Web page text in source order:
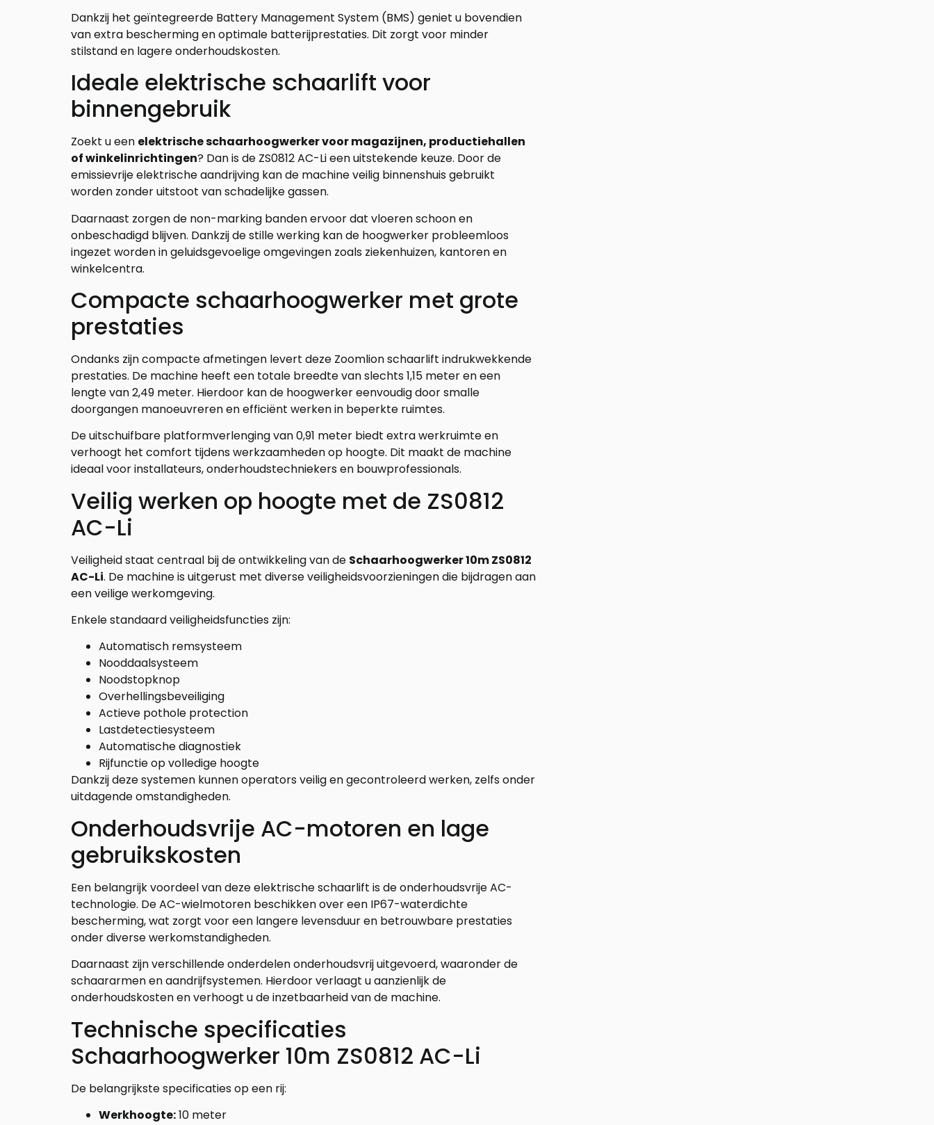
Dankzij het geïntegreerde Battery Management System (BMS) geniet u bovendien
van extra bescherming en optimale batterijprestaties. Dit zorgt voor minder
stilstand en lagere onderhoudskosten.
Ideale elektrische schaarlift voor
binnengebruik
Zoekt u een elektrische schaarhoogwerker voor magazijnen, productiehallen
of winkelinrichtingen? Dan is de ZS0812 AC-Li een uitstekende keuze. Door de
emissievrije elektrische aandrijving kan de machine veilig binnenshuis gebruikt
worden zonder uitstoot van schadelijke gassen.
Daarnaast zorgen de non-marking banden ervoor dat vloeren schoon en
onbeschadigd blijven. Dankzij de stille werking kan de hoogwerker probleemloos
ingezet worden in geluidsgevoelige omgevingen zoals ziekenhuizen, kantoren en
winkelcentra.
Compacte schaarhoogwerker met grote
prestaties
Ondanks zijn compacte afmetingen levert deze Zoomlion schaarlift indrukwekkende
prestaties. De machine heeft een totale breedte van slechts 1,15 meter en een
lengte van 2,49 meter. Hierdoor kan de hoogwerker eenvoudig door smalle
doorgangen manoeuvreren en efficiënt werken in beperkte ruimtes.
De uitschuifbare platformverlenging van 0,91 meter biedt extra werkruimte en
verhoogt het comfort tijdens werkzaamheden op hoogte. Dit maakt de machine
ideaal voor installateurs, onderhoudstechniekers en bouwprofessionals.
Veilig werken op hoogte met de ZS0812
AC-Li
Veiligheid staat centraal bij de ontwikkeling van de Schaarhoogwerker 10m ZS0812
AC-Li. De machine is uitgerust met diverse veiligheidsvoorzieningen die bijdragen aan
een veilige werkomgeving.
Enkele standaard veiligheidsfuncties zijn:
Automatisch remsysteem
Nooddaalsysteem
Noodstopknop
Overhellingsbeveiliging
Actieve pothole protection
Lastdetectiesysteem
Automatische diagnostiek
Rijfunctie op volledige hoogte
Dankzij deze systemen kunnen operators veilig en gecontroleerd werken, zelfs onder
uitdagende omstandigheden.
Onderhoudsvrije AC-motoren en lage
gebruikskosten
Een belangrijk voordeel van deze elektrische schaarlift is de onderhoudsvrije AC-
technologie. De AC-wielmotoren beschikken over een IP67-waterdichte
bescherming, wat zorgt voor een langere levensduur en betrouwbare prestaties
onder diverse werkomstandigheden.
Daarnaast zijn verschillende onderdelen onderhoudsvrij uitgevoerd, waaronder de
schaararmen en aandrijfsystemen. Hierdoor verlaagt u aanzienlijk de
onderhoudskosten en verhoogt u de inzetbaarheid van de machine.
Technische specificaties
Schaarhoogwerker 10m ZS0812 AC-Li
De belangrijkste specificaties op een rij:
Werkhoogte:10 meter